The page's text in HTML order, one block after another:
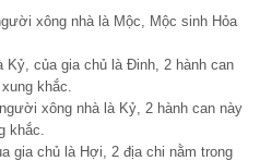
xông nhà là Mộc, Mộc sinh Hỏa
của gia chủ là Đinh, 2 hành can
khắc.
xông nhà là Kỷ, 2 hành can này
khắc.
gia chủ là Hợi, 2 địa chi nằm trong